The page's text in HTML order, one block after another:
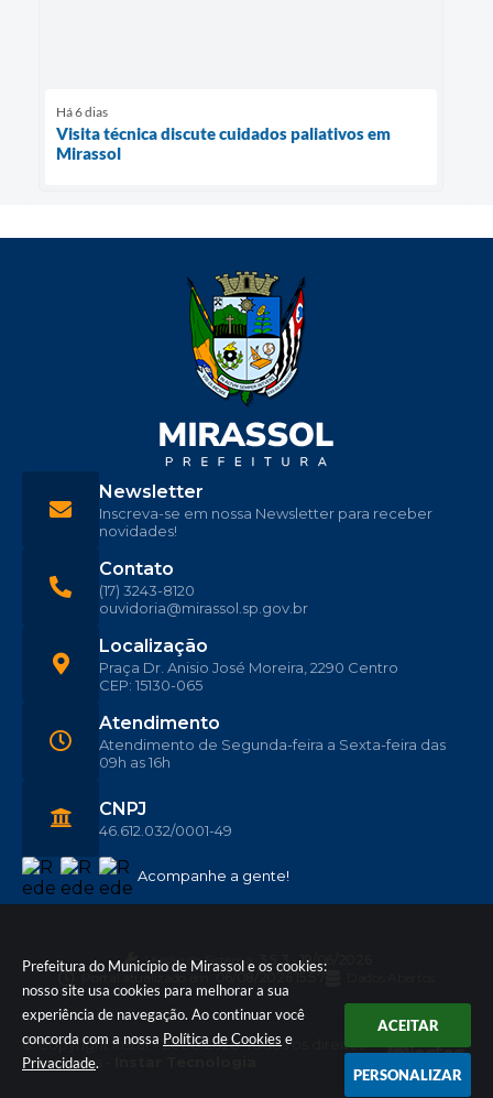
Prefeitura do Município de Mirassol e os cookies:
nosso site usa cookies para melhorar a sua
experiência de navegação. Ao continuar você
concorda com a nossa Política de Cookies e
Privacidade.
ACEITAR
PERSONALIZAR
Há 6 dias
Visita técnica discute cuidados paliativos em
Mirassol
Acompanhe a gente!
Localização
Praça Dr. Anisio José Moreira, 2290 Centro
CEP: 15130-065
Contato
(17) 3243-8120
ouvidoria@mirassol.sp.gov.br
Atendimento
Atendimento de Segunda-feira a Sexta-feira das
09h as 16h
CNPJ
46.612.032/0001-49
Newsletter
Inscreva-se em nossa Newsletter para receber
novidades!
Versão do Sistema: 3.5.3 - 19/06/2026
Portal atualizado em:
© Copyright Instar - 2006-2026. Todos os direitos
reservados -